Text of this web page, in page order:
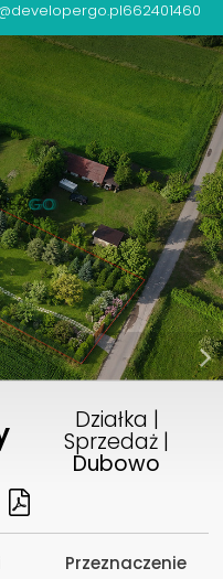
662401460
Działka |
Sprzedaż |
Dubowo
Przeznaczenie